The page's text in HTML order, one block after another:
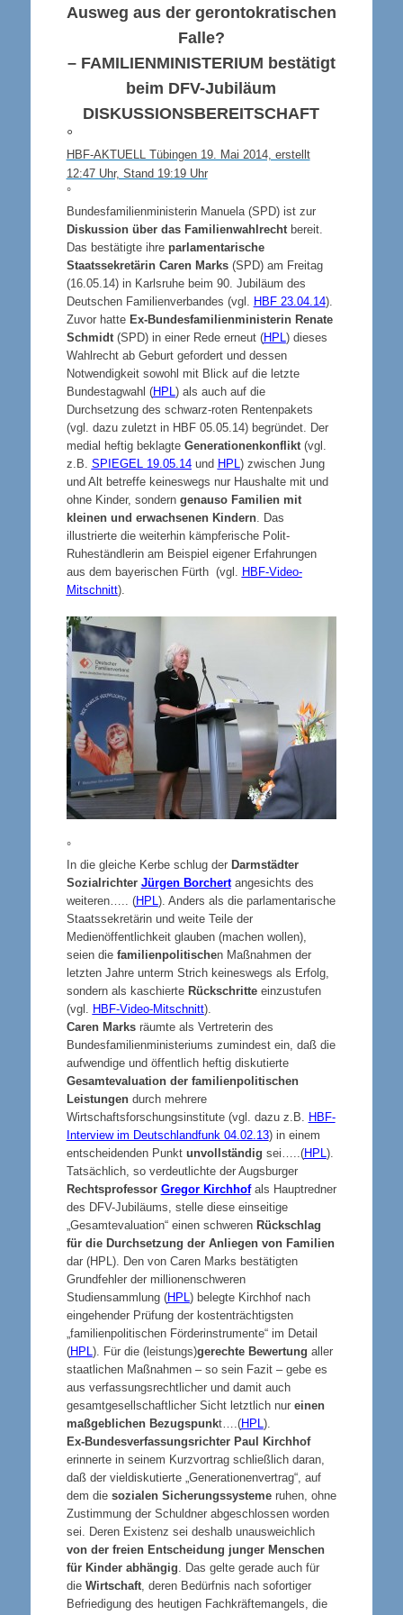
Ausweg aus der gerontokratischen
Falle?
– FAMILIENMINISTERIUM bestätigt
beim DFV-Jubiläum
DISKUSSIONSBEREITSCHAFT
°
HBF-AKTUELL Tübingen 19. Mai 2014, erstellt
12:47 Uhr, Stand 19:19 Uhr
°
Bundesfamilienministerin Manuela (SPD) ist zur
Diskussion über das Familienwahlrechtbereit.
Das bestätigte ihre parlamentarische
Staatssekretärin Caren Marks(SPD) am Freitag
(16.05.14) in Karlsruhe beim 90. Jubiläum des
Deutschen Familienverbandes (vgl. HBF 23.04.14).
Zuvor hatte Ex-Bundesfamilienministerin Renate
Schmidt(SPD) in einer Rede erneut (HPL ) dieses
Wahlrecht ab Geburt gefordert und dessen
Notwendigkeit sowohl mit Blick auf die letzte
Bundestagwahl (HPL ) als auch auf die
Durchsetzung des schwarz-roten Rentenpakets
(vgl. dazu zuletzt in HBF 05.05.14) begründet. Der
medial heftig beklagte Generationenkonflikt(vgl.
z.B. SPIEGEL 19.05.14und HPL ) zwischen Jung
und Alt betreffe keineswegs nur Haushalte mit und
ohne Kinder, sondern genauso Familien mit
kleinen und erwachsenen Kindern. Das
illustrierte die weiterhin kämpferische Polit-
Ruheständlerin am Beispiel eigener Erfahrungen
aus dem bayerischen Fürth (vgl. HBF-Video-
Mitschnitt).
°
In die gleiche Kerbe schlug der Darmstädter
Sozialrichter Jürgen Borchertangesichts des
weiteren….. (HPL ). Anders als die parlamentarische
Staatssekretärin und weite Teile der
Medienöffentlichkeit glauben (machen wollen),
seien die familienpolitischen Maßnahmen der
letzten Jahre unterm Strich keineswegs als Erfolg,
sondern als kaschierte Rückschritteeinzustufen
(vgl. HBF-Video-Mitschnitt).
Caren Marksräumte als Vertreterin des
Bundesfamilienministeriums zumindest ein, daß die
aufwendige und öffentlich heftig diskutierte
Gesamtevaluation der familienpolitischen
Leistungendurch mehrere
Wirtschaftsforschungsinstitute (vgl. dazu z.B. HBF-
Interview im Deutschlandfunk 04.02.13) in einem
entscheidenden Punkt unvollständig sei…..(HPL ).
Tatsächlich, so verdeutlichte der Augsburger
Rechtsprofessor Gregor Kirchhofals Hauptredner
des DFV-Jubiläums, stelle diese einseitige
„Gesamtevaluation“ einen schweren Rückschlag
für die Durchsetzung der Anliegen von Familien
dar (HPL). Den von Caren Marks bestätigten
Grundfehler der millionenschweren
Studiensammlung (HPL ) belegte Kirchhof nach
eingehender Prüfung der kostenträchtigsten
„familienpolitischen Förderinstrumente“ im Detail
(HPL ). Für die (leistungs)gerechte Bewertung aller
staatlichen Maßnahmen – so sein Fazit – gebe es
aus verfassungsrechtlicher und damit auch
gesamtgesellschaftlicher Sicht letztlich nur einen
maßgeblichen Bezugspunkt….(HPL ).
Ex-Bundesverfassungsrichter Paul Kirchhof
erinnerte in seinem Kurzvortrag schließlich daran,
daß der vieldiskutierte „Generationenvertrag“, auf
dem die sozialen Sicherungssystemeruhen, ohne
Zustimmung der Schuldner abgeschlossen worden
sei. Deren Existenz sei deshalb unausweichlich
von der freien Entscheidung junger Menschen
für Kinder abhängig . Das gelte gerade auch für
die Wirtschaft, deren Bedürfnis nach sofortiger
Befriedigung des heutigen Fachkräftemangels, die